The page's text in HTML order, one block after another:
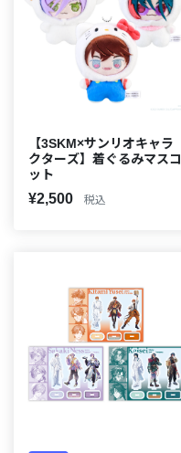
【3SKM×サンリオキャラ
クターズ】着ぐるみマスコ
ット
¥2,500 税込